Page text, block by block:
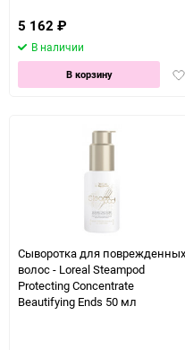
5 162 ₽
В наличии
В корзину
Сыворотка для поврежденных
волос - Loreal Steampod
Protecting Concentrate
Beautifying Ends 50 мл